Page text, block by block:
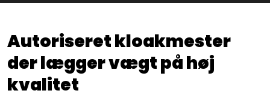
Autoriseret kloakmester
der lægger vægt på høj
kvalitet​